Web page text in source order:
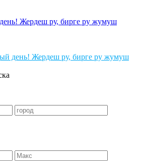
день! Жердеш ру, бирге ру жумуш